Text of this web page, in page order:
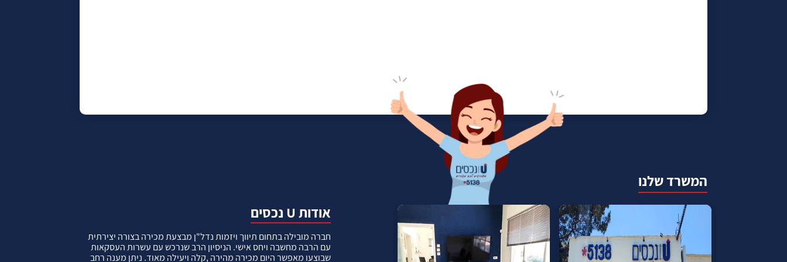
המשרד שלנו
אודות U נכסים
חברה מובילה בתחום תיווך ויזמות נדל"ן מבצעת מכירה בצורה יצירתית
עם הרבה מחשבה ויחס אישי. הניסיון הרב שנרכש עם עשרות העסקאות
שבוצעו מאפשר היום מכירה מהירה ,קלה ויעילה מאוד. ניתן מענה רחב